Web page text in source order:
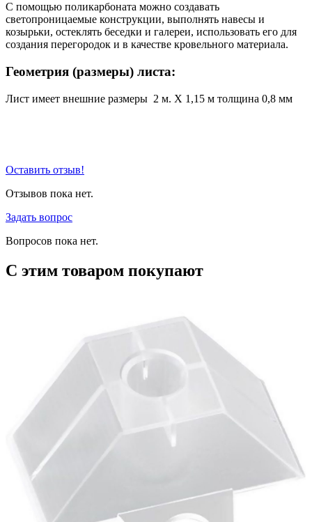
С помощью поликарбоната можно создавать
светопроницаемые конструкции, выполнять навесы и
козырьки, остеклять беседки и галереи, использовать его для
создания перегородок и в качестве кровельного материала.
Геометрия (размеры) листа:
Лист имеет внешние размеры 2 м. Х 1,15 м толщина 0,8 мм
Оставить отзыв!
Отзывов пока нет.
Задать вопрос
Вопросов пока нет.
С этим товаром покупают